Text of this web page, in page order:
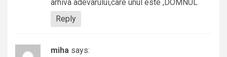
arhiva adevarului,care unul este ,DOMNUL
Reply
miha says: